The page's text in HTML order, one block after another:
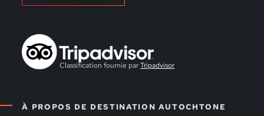
À PROPOS DE DESTINATION AUTOCHTONE
Classification fournie parTripadvisor